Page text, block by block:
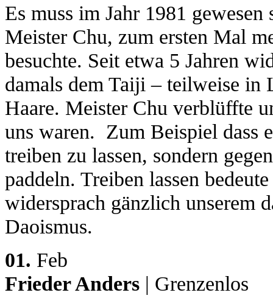
Es muss im Jahr 1981
Meister Chu, zum ersten Mal
besuchte. Seit etwa 5 Jahren
damals dem Taiji – teilweise in
Haare. Meister Chu verblüffte
uns waren. Zum Beispiel dass
treiben zu lassen, sondern
paddeln. Treiben lassen
widersprach gänzlich unserem
Daoismus.
01. Feb
Frieder Anders | Grenzenlos